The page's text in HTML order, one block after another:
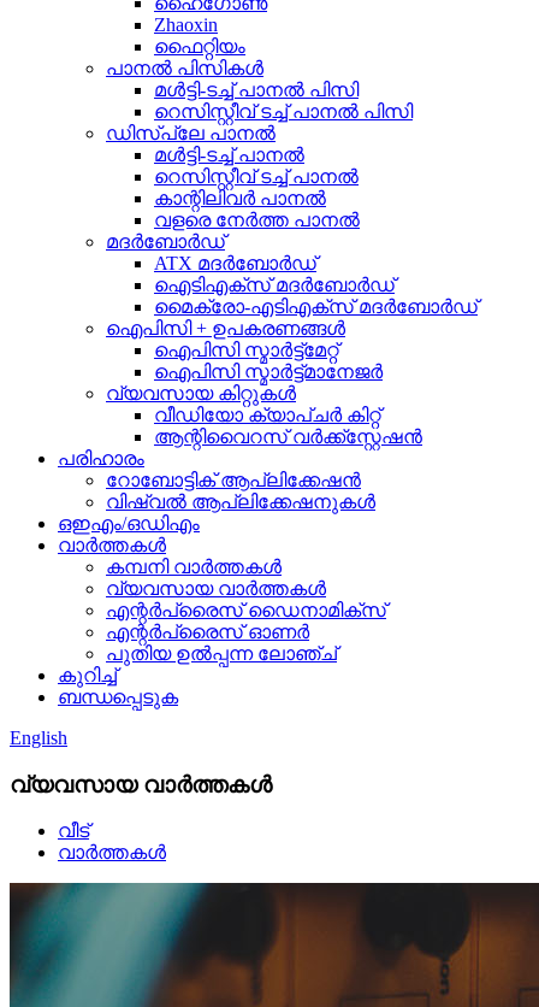
Zhaoxin
ഫൈറ്റിയം
പാനൽ പിസികൾ
മൾട്ടി-ടച്ച് പാനൽ പിസി
റെസിസ്റ്റീവ് ടച്ച് പാനൽ പിസി
ഡിസ്പ്ലേ പാനൽ
മൾട്ടി-ടച്ച് പാനൽ
റെസിസ്റ്റീവ് ടച്ച് പാനൽ
കാന്റിലിവർ പാനൽ
വളരെ നേർത്ത പാനൽ
മദർബോർഡ്
ATX മദർബോർഡ്
ഐടിഎക്സ് മദർബോർഡ്
മൈക്രോ-എടിഎക്സ് മദർബോർഡ്
ഐപിസി + ഉപകരണങ്ങൾ
ഐപിസി സ്മാർട്ട്മേറ്റ്
ഐപിസി സ്മാർട്ട്മാനേജർ
വ്യവസായ കിറ്റുകൾ
വീഡിയോ ക്യാപ്ചർ കിറ്റ്
ആന്റിവൈറസ് വർക്ക്സ്റ്റേഷൻ
പരിഹാരം
റോബോട്ടിക് ആപ്ലിക്കേഷൻ
വിഷ്വൽ ആപ്ലിക്കേഷനുകൾ
ഒഇഎം/ഒഡിഎം
വാർത്തകൾ
കമ്പനി വാർത്തകൾ
വ്യവസായ വാർത്തകൾ
എന്റർപ്രൈസ് ഡൈനാമിക്സ്
എന്റർപ്രൈസ് ഓണർ
പുതിയ ഉൽപ്പന്ന ലോഞ്ച്
കുറിച്ച്
ബന്ധപ്പെടുക
English
വ്യവസായ വാർത്തകൾ
വീട്
വാർത്തകൾ